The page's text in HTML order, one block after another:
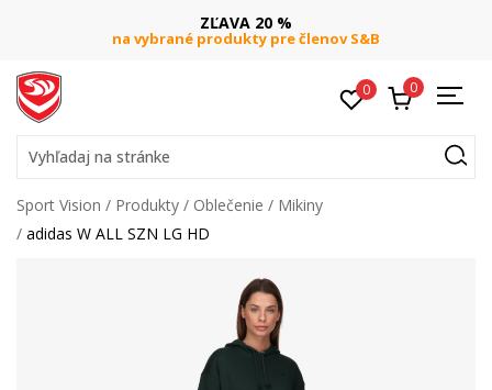
ZĽAVA 20 %
na vybrané produkty pre členov S&B
0 0
Vyhľadaj na stránke
Sport Vision Produkty Oblečenie
Mikiny
adidas W ALL SZN LG HD